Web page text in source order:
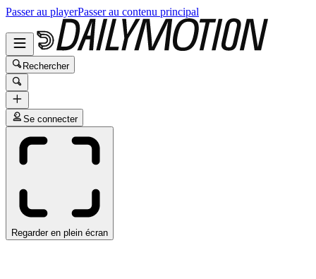
Passer au playerPasser au contenu principal
Rechercher
Se connecter
Regarder en plein écran